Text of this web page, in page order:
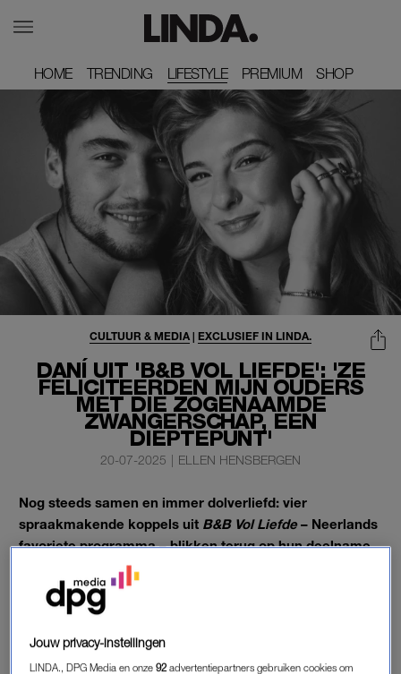
HOME
HOME TRENDING
TRENDING LIFESTYLE PREMIUM
PREMIUM SHOP
SHOP
DANÍ UIT 'B&B VOL LIEFDE': 'ZE
FELICITEERDEN MIJN OUDERS
MET DIE ZOGENAAMDE
ZWANGERSCHAP, EEN
DIEPTEPUNT'
CULTUUR & MEDIA | EXCLUSIEF IN LINDA.
20-07-2025 | ELLEN HENSBERGEN
Nog steeds samen en immer dolverliefd: vier
spraakmakende koppels uit B&B Vol Liefde– Neerlands
favoriete programma – blikken terug op hun deelname
en de reacties daarop.
Joy van Swieten (25) en Daní Zijlstra (26) ontmoetten elkaar in
hartstikke dol op elkaar.
Jouw privacy-instellingen
LINDA., DPG Media en onze92 advertentiepartners gebruiken cookies om